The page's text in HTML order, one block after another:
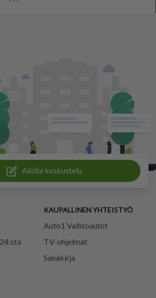
Aloita keskustelu
KAUPALLINEN YHTEISTYÖ
Auto1 Vaihtoautot
TV-ohjelmat
Sanakirja